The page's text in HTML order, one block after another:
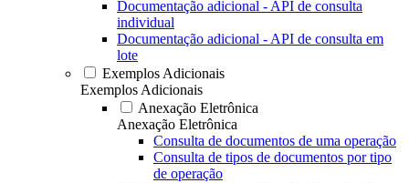
Documentação adicional - API de consulta
individual
Documentação adicional - API de consulta em
lote
Exemplos Adicionais
Exemplos Adicionais
Anexação Eletrônica
Anexação Eletrônica
Consulta de documentos de uma operação
Consulta de tipos de documentos por tipo
de operação